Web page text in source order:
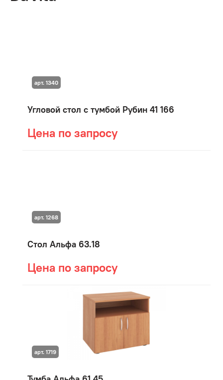
Угловой стол с тумбой Рубин 41 166
Цена по запросу
арт. 1340
Стол Альфа 63.18
Цена по запросу
арт. 1268
арт. 1719